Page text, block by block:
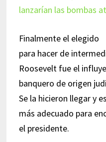
lanzarían las bombas
Finalmente el elegido
para hacer de
Roosevelt fue el
banquero de origen
Se la hicieron llegar y
más adecuado para
el presidente.